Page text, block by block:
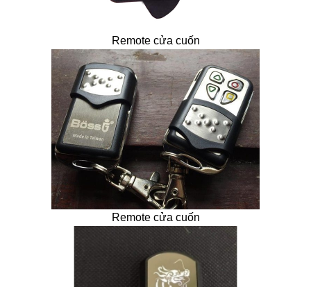
Remote cửa cuốn
Remote cửa cuốn